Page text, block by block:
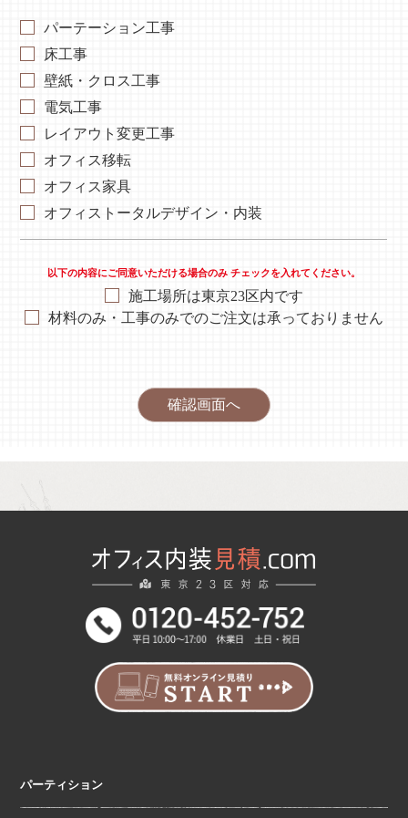
パーテーション工事
床工事
壁紙・クロス工事
電気工事
レイアウト変更工事
オフィス移転
オフィス家具
オフィストータルデザイン・内装
以下の内容にご同意いただける場合のみ チェックを入れてください。
施工場所は東京23区内です
材料のみ・工事のみでのご注文は承っておりません
パーティション